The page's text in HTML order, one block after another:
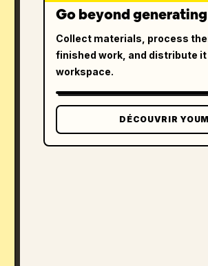
Go beyond
Collect materials, process
finished work, and distribute it
workspace.
DÉCOUVRIR